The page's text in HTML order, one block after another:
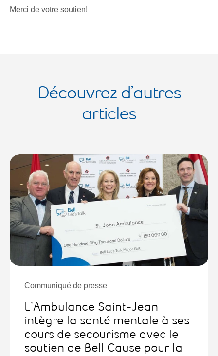
Merci de votre soutien!
Découvrez d’autres
articles
Communiqué de presse
L’Ambulance Saint-Jean
intègre la santé mentale à ses
cours de secourisme avec le
soutien de Bell Cause pour la